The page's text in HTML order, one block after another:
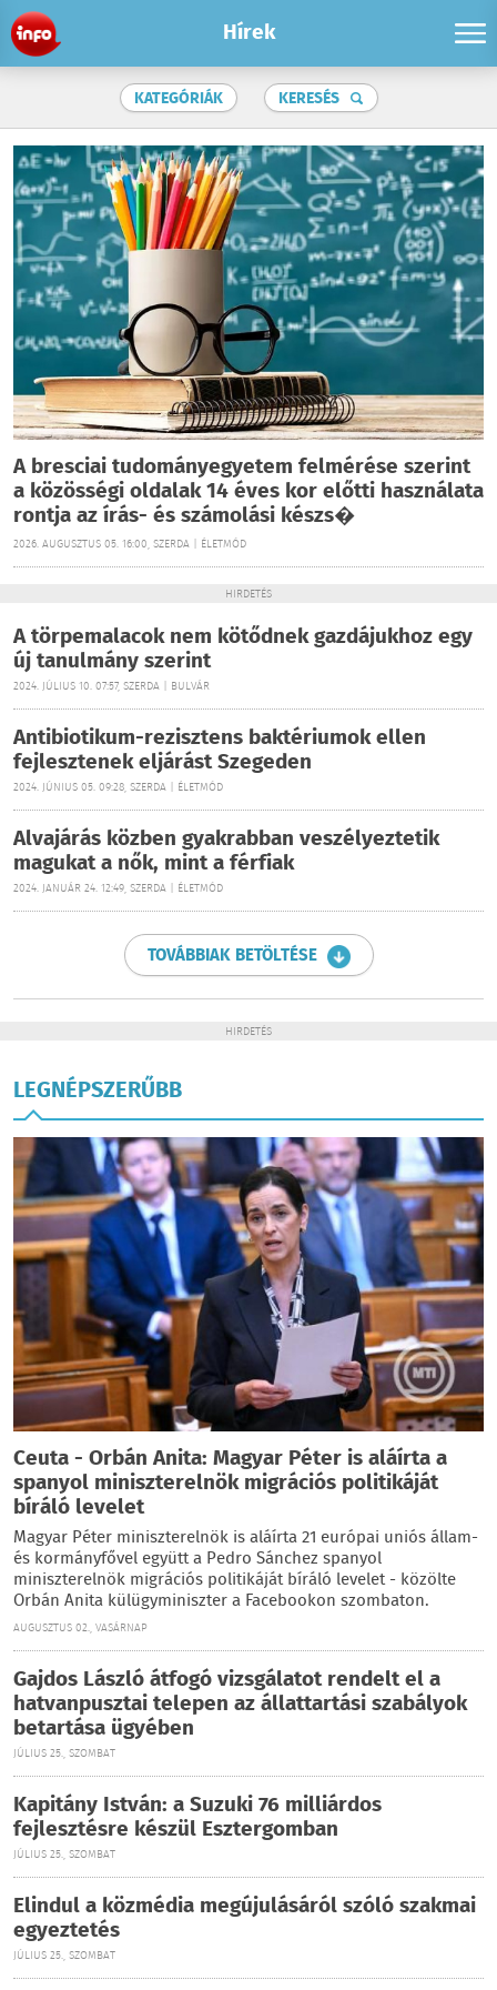
Hírek
KATEGÓRIÁK KERESÉS
A bresciai tudományegyetem felmérése szerint
a közösségi oldalak 14 éves kor előtti használata
rontja az írás- és számolási készs�
2026. AUGUSZTUS 05. 16:00, SZERDA | ÉLETMÓD
HIRDETÉS
A törpemalacok nem kötődnek gazdájukhoz egy
új tanulmány szerint
2024. JÚLIUS 10. 07:57, SZERDA | BULVÁR
Antibiotikum-rezisztens baktériumok ellen
fejlesztenek eljárást Szegeden
2024. JÚNIUS 05. 09:28, SZERDA | ÉLETMÓD
Alvajárás közben gyakrabban veszélyeztetik
magukat a nők, mint a férfiak
2024. JANUÁR 24. 12:49, SZERDA | ÉLETMÓD
TOVÁBBIAK BETÖLTÉSE
HIRDETÉS
LEGNÉPSZERŰBB
Ceuta - Orbán Anita: Magyar Péter is aláírta a
spanyol miniszterelnök migrációs politikáját
bíráló levelet
Magyar Péter miniszterelnök is aláírta 21 európai uniós állam-
és kormányfővel együtt a Pedro Sánchez spanyol
miniszterelnök migrációs politikáját bíráló levelet - közölte
Orbán Anita külügyminiszter a Facebookon szombaton.
AUGUSZTUS 02., VASÁRNAP
Gajdos László átfogó vizsgálatot rendelt el a
hatvanpusztai telepen az állattartási szabályok
betartása ügyében
JÚLIUS 25., SZOMBAT
Kapitány István: a Suzuki 76 milliárdos
fejlesztésre készül Esztergomban
JÚLIUS 25., SZOMBAT
Elindul a közmédia megújulásáról szóló szakmai
egyeztetés
JÚLIUS 25., SZOMBAT